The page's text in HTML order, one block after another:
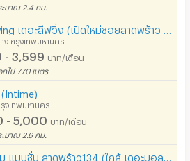
ะมาณ 2.4 กม.
ง กรุงเทพมหานคร
- 3,599 บาท/เดือน
กไป 770 เมตร
รุงเทพมหานคร
- 5,000 บาท/เดือน
ะมาณ 2.6 กม.